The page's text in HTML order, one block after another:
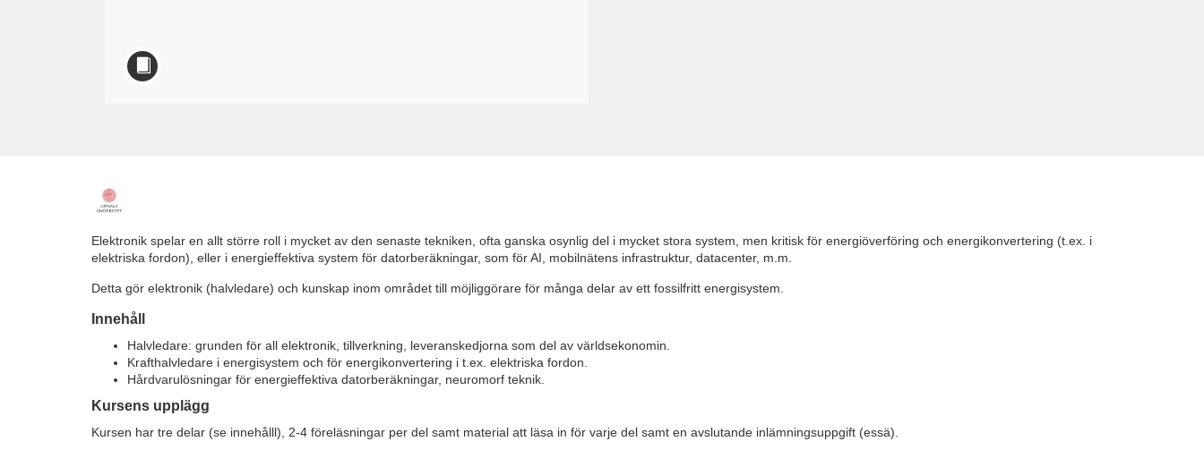
F
u
l
l
o
Elektronik spelar en allt större roll i mycket av den senaste tekniken, ofta ganska osynlig del i mycket stora system, men kritisk för energiöverföring och energikonvertering (t.ex. i
elektriska fordon), eller i energieffektiva system för datorberäkningar, som för AI, mobilnätens infrastruktur, datacenter, m.m.
Detta gör elektronik (halvledare) och kunskap inom området till möjliggörare för många delar av ett fossilfritt energisystem.
Innehåll
Halvledare: grunden för all elektronik, tillverkning, leveranskedjorna som del av världsekonomin.
Krafthalvledare i energisystem och för energikonvertering i t.ex. elektriska fordon.
Hårdvarulösningar för energieffektiva datorberäkningar, neuromorf teknik.
Kursens upplägg
Kursen har tre delar (se innehålll), 2-4 föreläsningar per del samt material att läsa in för varje del samt en avslutande inlämningsuppgift (essä).